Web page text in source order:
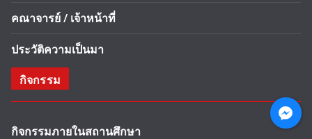
คณาจารย์ / เจ้าหน้าที่
ประวัติความเป็นมา
กิจกรรม
กิจกรรมภายในสถานศึกษา